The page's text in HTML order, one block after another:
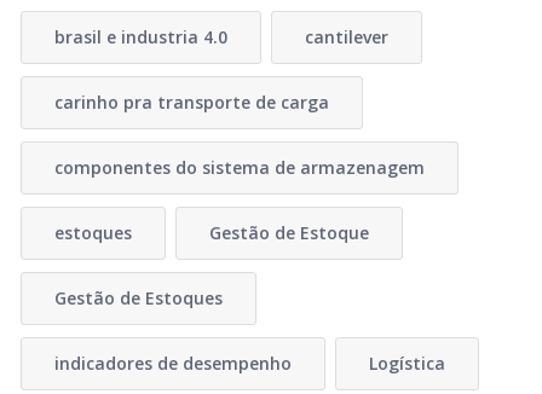
brasil e industria 4.0 cantilever
carinho pra transporte de carga
componentes do sistema de armazenagem
estoques Gestão de Estoque
Gestão de Estoques
indicadores de desempenho Logística